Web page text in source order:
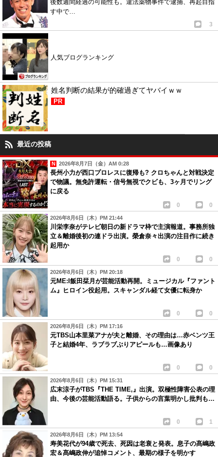
後数週間経過の可能性も。違法薬物事件で逮捕、再起目指
す中で…
3
人気ブログランキング
姓名判断の結果が的確過ぎてヤバイｗｗ
PR
最近の投稿
2026年8月7日（金）AM 0:28
長州小力が西口プロレスに復帰も? クロちゃんと対戦決定
で物議。無免許運転・信号無視でクビも、3ヶ月でリング
に戻る
0 0
2026年8月6日（木）PM 21:44
川栄李奈がテレビ朝日の新ドラマ枠で主演報道。事務所独
立＆離婚後初の連ドラ出演。榮倉奈々出演の注目作に続き
起用か
0 0
2026年8月6日（木）PM 20:18
元ME:I飯田栞月が芸能活動再開。ミュージカル『ファント
ム』ヒロイン役起用。スキャンダル経て女優に転身か
0 0
2026年8月6日（木）PM 17:16
元TBS山本里菜アナが夫と離婚、その理由は…赤ベンツ王
子と結婚4年、ラブラブぶりアピールも…画像あり
0 0
2026年8月6日（木）PM 15:31
広末涼子がTBS『THE TIME,』出演。双極性障害公表の理
由、今後の芸能活動語る。子供からの言葉明かし批判も…
0 1
2026年8月6日（木）PM 13:54
寿美花代が94歳で死去、死因は老衰と発表。息子の髙嶋政
宏＆髙嶋政伸が追悼コメント、最期の様子を明かす